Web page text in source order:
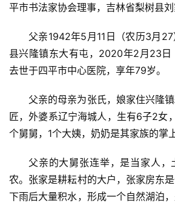
平市书法家协会理事，吉林省梨树县刘
父亲1942年5月11日（农历3月
县兴隆镇东大有屯，2020年2月23日
去世于四平市中心医院，享年79岁。
父亲的母亲为张氏，娘家住兴隆
匠，外婆系辽宁海城人，生有6子2女
个舅舅，1个大姨，奶奶是其家族的掌
父亲的大舅张连举，是当家人，
农。张家是耕耘村的大户，张家房东
下雨后大量积水，形成一个自然湖泊